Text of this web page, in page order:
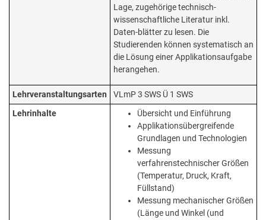
Lage, zugehörige technisch-
wissenschaftliche Literatur inkl.
Daten-blätter zu lesen. Die
Studierenden können systematisch an
die Lösung einer Applikationsaufgabe
herangehen.
Lehrveranstaltungsarten
VLmP 3 SWS Ü 1 SWS
Lehrinhalte
Übersicht und Einführung
Applikationsübergreifende
Grundlagen und Technologien
Messung
verfahrenstechnischer Größen
(Temperatur, Druck, Kraft,
Füllstand)
Messung mechanischer Größen
(Länge und Winkel (und